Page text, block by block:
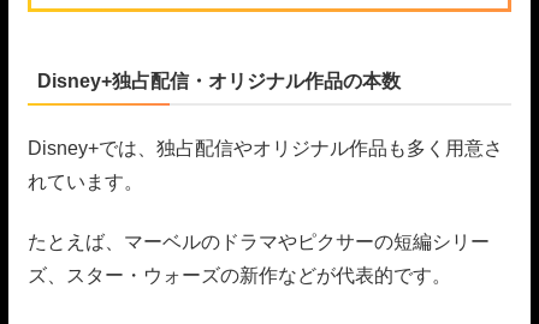
Disney+独占配信・オリジナル作品の本数
Disney+では、独占配信やオリジナル作品も多く用意さ
れています。
たとえば、マーベルのドラマやピクサーの短編シリー
ズ、スター・ウォーズの新作などが代表的です。